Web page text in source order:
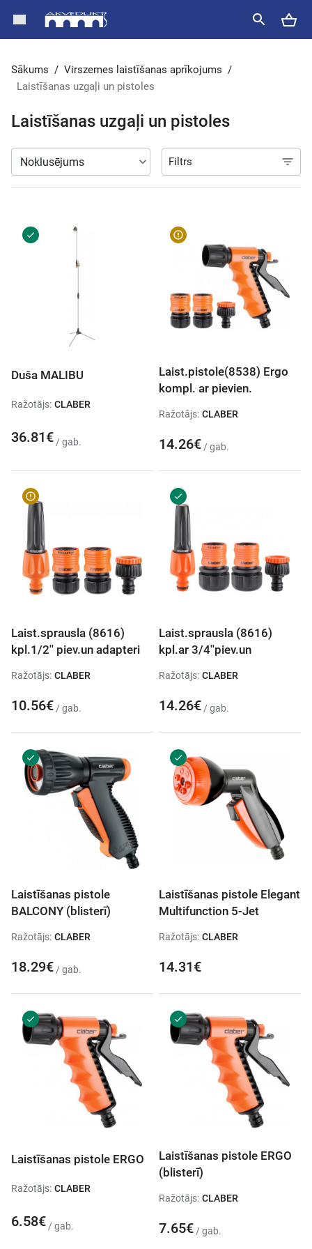
Sākums / Virszemes laistīšanas aprīkojums /
Laistīšanas uzgaļi un pistoles
Laistīšanas uzgaļi un pistoles
Filtrs
Duša MALIBU
Ražotājs: CLABER
36.81€ / gab.
Laist.pistole(8538) Ergo
kompl. ar pievien.
Ražotājs: CLABER
14.26€ / gab.
Laist.sprausla (8616)
kpl.1/2'' piev.un adapteri
Ražotājs: CLABER
10.56€ / gab.
Laist.sprausla (8616)
kpl.ar 3/4''piev.un
Ražotājs: CLABER
14.26€ / gab.
Laistīšanas pistole
BALCONY (blisterī)
Ražotājs: CLABER
18.29€ / gab.
Laistīšanas pistole Elegant
Multifunction 5-Jet
Ražotājs: CLABER
14.31€
Laistīšanas pistole ERGO
Ražotājs: CLABER
6.58€ / gab.
Laistīšanas pistole ERGO
(blisterī)
Ražotājs: CLABER
7.65€ / gab.